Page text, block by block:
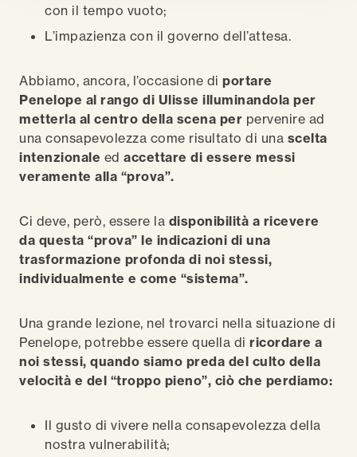
con il tempo vuoto;
L’impazienza con il governo dell’attesa.
Abbiamo, ancora, l’occasione di portare
Penelope al rango di Ulisse illuminandola per
metterla al centro della scena per pervenire ad
una consapevolezza come risultato di una scelta
intenzionale ed accettare di essere messi
veramente alla “prova”.
Ci deve, però, essere la disponibilità a ricevere
da questa “prova” le indicazioni di una
trasformazione profonda di noi stessi,
individualmente e come “sistema”.
Una grande lezione, nel trovarci nella situazione di
Penelope, potrebbe essere quella di ricordare a
noi stessi, quando siamo preda del culto della
velocità e del “troppo pieno”, ciò che perdiamo:
Il gusto di vivere nella consapevolezza della
nostra vulnerabilità;